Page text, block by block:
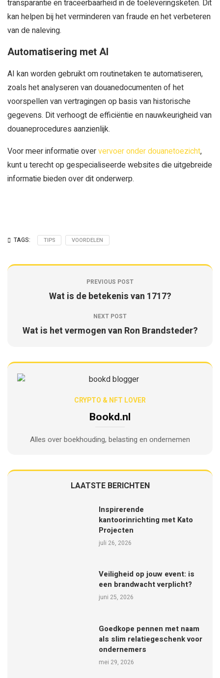
transparantie en traceerbaarheid in de toeleveringsketen. Dit
kan helpen bij het verminderen van fraude en het verbeteren
van de naleving.
Automatisering met AI
AI kan worden gebruikt om routinetaken te automatiseren,
zoals het analyseren van douanedocumenten of het
voorspellen van vertragingen op basis van historische
gegevens. Dit verhoogt de efficiëntie en nauwkeurigheid van
douaneprocedures aanzienlijk.
Voor meer informatie oververvoer onder douanetoezicht,
kunt u terecht op gespecialiseerde websites die uitgebreide
informatie bieden over dit onderwerp.
TAGS: TIPS VOORDELEN
PREVIOUS POST
Wat is de betekenis van 1717?
NEXT POST
Wat is het vermogen van Ron Brandsteder?
CRYPTO & NFT LOVER
Bookd.nl
Alles over boekhouding, belasting en ondernemen
LAATSTE BERICHTEN
Inspirerende
kantoorinrichting met Kato
Projecten
juli 26, 2026
Veiligheid op jouw event: is
een brandwacht verplicht?
juni 25, 2026
Goedkope pennen met naam
als slim relatiegeschenk voor
ondernemers
mei 29, 2026